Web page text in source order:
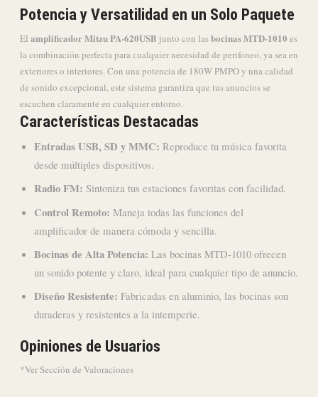
Potencia y Versatilidad en un Solo Paquete
El amplificador Mitzu PA-620USB junto con lasbocinas MTD-1010 es
la combinación perfecta para cualquier necesidad de perifoneo, ya sea en
exteriores o interiores. Con una potencia de 180W PMPO y una calidad
de sonido excepcional, este sistema garantiza que tus anuncios se
escuchen claramente en cualquier entorno.
Características Destacadas
Entradas USB, SD y MMC: Reproduce tu música favorita
desde múltiples dispositivos.
Radio FM: Sintoniza tus estaciones favoritas con facilidad.
Control Remoto: Maneja todas las funciones del
amplificador de manera cómoda y sencilla.
Bocinas de Alta Potencia: Las bocinas MTD-1010 ofrecen
un sonido potente y claro, ideal para cualquier tipo de anuncio.
Diseño Resistente: Fabricadas en aluminio, las bocinas son
duraderas y resistentes a la intemperie.
Opiniones de Usuarios
*Ver Sección de Valoraciones